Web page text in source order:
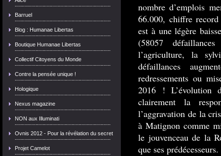
Barruel
Blog : Humanae Libertas
Boutique Humanae Libertas
Collectif Citoyens du Monde
Contre la pensée unique !
Hologique
Nexus magazine
NON aux Illuminati
Ovnis 2012 - Pour la révélation du secret
Projet Camelot
nombre d’emplois
66.000, chiffre
est à une légère
(58057
l’agriculture, la
défaillances
redressements ou
2016 ! L’évolution
clairement la
l’aggravation de la
à Matignon comme
le jouvenceau de la
que ses prédécesseurs.